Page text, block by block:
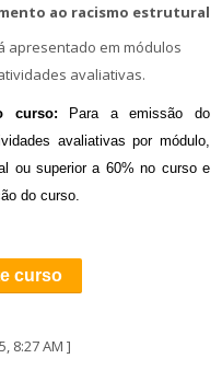
ao racismo estrutural
apresentado em módulos
avaliativas.
curso:
Para a emissão do
avaliativas por módulo,
ou superior a 60% no curso e
do curso.
curso
8:27 AM ]